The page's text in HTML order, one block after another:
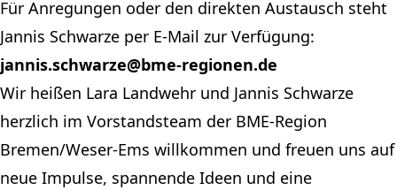
Für Anregungen oder den direkten Austausch steht
Jannis Schwarze per E-Mail zur Verfügung:
jannis.schwarze@bme-regionen.de
Wir heißen Lara Landwehr und Jannis Schwarze
herzlich im Vorstandsteam der BME-Region
Bremen/Weser-Ems willkommen und freuen uns auf
neue Impulse, spannende Ideen und eine